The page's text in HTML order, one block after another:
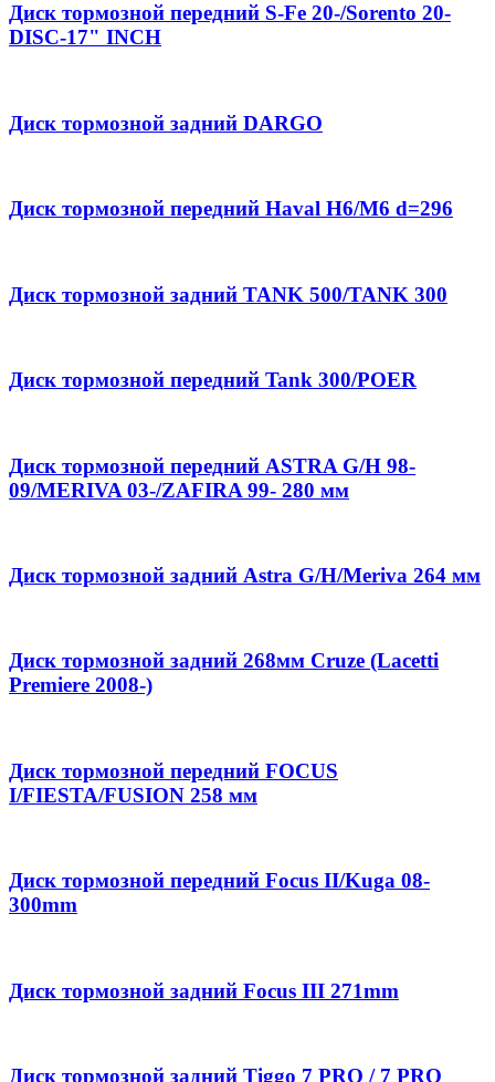
Диск тормозной передний S-Fe 20-/Sorento 20-
DISC-17" INCH
Диск тормозной задний DARGO
Диск тормозной передний Haval H6/M6 d=296
Диск тормозной задний TANK 500/TANK 300
Диск тормозной передний Tank 300/POER
Диск тормозной передний ASTRA G/H 98-
09/MERIVA 03-/ZAFIRA 99- 280 мм
Диск тормозной задний Astra G/H/Meriva 264 мм
Диск тормозной задний 268мм Cruze (Lacetti
Premiere 2008-)
Диск тормозной передний FOCUS
I/FIESTA/FUSION 258 мм
Диск тормозной передний Focus II/Kuga 08-
300mm
Диск тормозной задний Focus III 271mm
Диск тормозной задний Tiggo 7 PRO / 7 PRO